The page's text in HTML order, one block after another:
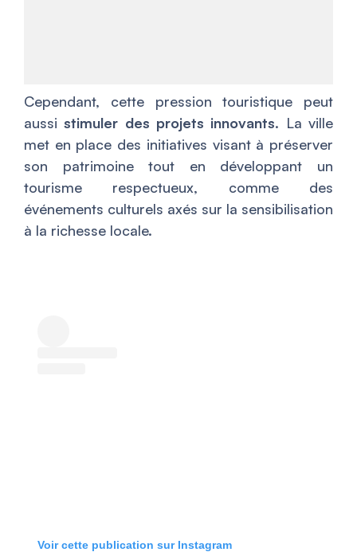
Cependant, cette pression touristique peut
aussi stimuler des projets innovants. La ville
met en place des initiatives visant à préserver
son patrimoine tout en développant un
tourisme respectueux, comme des
événements culturels axés sur la sensibilisation
à la richesse locale.
Voir cette publication sur Instagram